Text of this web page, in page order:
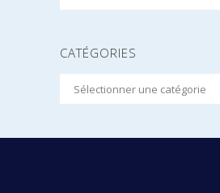
CATÉGORIES
Catégories